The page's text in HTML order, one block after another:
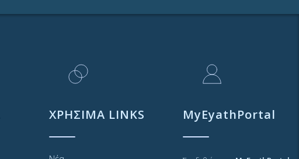
ΧΡΗΣΙΜΑ LINKS MyEyathPortal